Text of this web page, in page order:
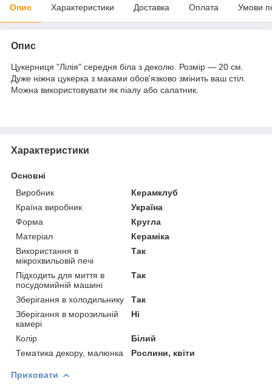
Опис Характеристики Доставка Оплата Умови
Опис
Цукерниця "Лілія" середня біла з деколю. Розмір — 20 см.
Дуже ніжна цукерка з маками обов'язково змінить ваш стіл.
Можна використовувати як піалу або салатник.
Характеристики
Основні
Виробник
Керамклуб
Країна виробник
Україна
Форма
Кругла
Матеріал
Кераміка
Використання в
мікрохвильовій печі
Так
Підходить для миття в
посудомийній машині
Так
Зберігання в холодильнику
Так
Зберігання в морозильній
камері
Ні
Колір
Білий
Тематика декору, малюнка
Рослини, квіти
Приховати